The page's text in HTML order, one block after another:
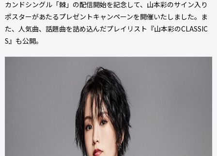
カンドシングル「棘」の配信開始を記念して、山本彩のサイン入り
ポスターがあたるプレゼントキャンペーンを開催いたしました。ま
た、人気曲、話題曲を詰め込んだプレイリスト『山本彩のCLASSIC
S』も公開。